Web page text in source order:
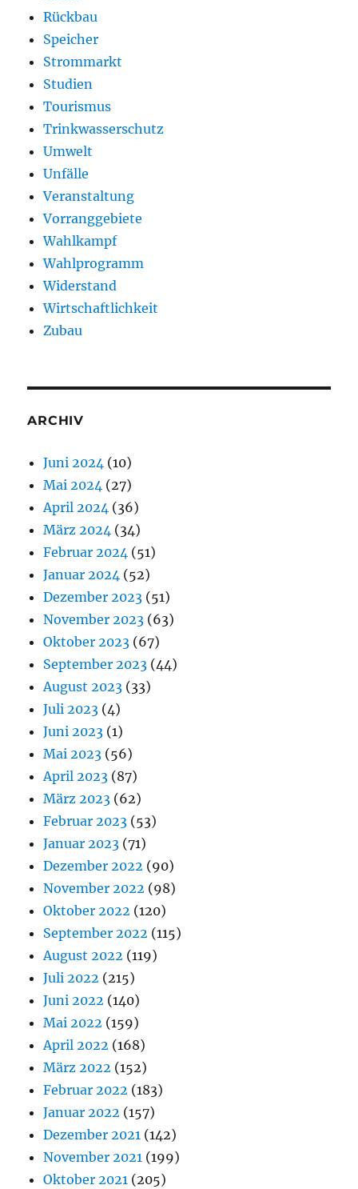
Rückbau
Speicher
Strommarkt
Studien
Tourismus
Trinkwasserschutz
Umwelt
Unfälle
Veranstaltung
Vorranggebiete
Wahlkampf
Wahlprogramm
Widerstand
Wirtschaftlichkeit
Zubau
ARCHIV
Juni 2024 (10)
Mai 2024 (27)
April 2024 (36)
März 2024 (34)
Februar 2024 (51)
Januar 2024 (52)
Dezember 2023 (51)
November 2023 (63)
Oktober 2023 (67)
September 2023 (44)
August 2023 (33)
Juli 2023 (4)
Juni 2023 (1)
Mai 2023 (56)
April 2023 (87)
März 2023 (62)
Februar 2023 (53)
Januar 2023 (71)
Dezember 2022 (90)
November 2022 (98)
Oktober 2022 (120)
September 2022 (115)
August 2022 (119)
Juli 2022 (215)
Juni 2022 (140)
Mai 2022 (159)
April 2022 (168)
März 2022 (152)
Februar 2022 (183)
Januar 2022 (157)
Dezember 2021 (142)
November 2021 (199)
Oktober 2021 (205)